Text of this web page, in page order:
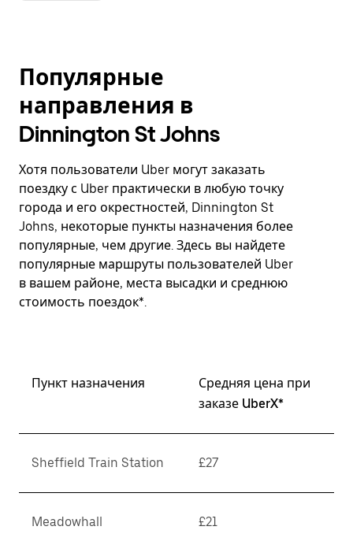
Популярные
направления в
Dinnington St Johns
Хотя пользователи Uber могут заказать
поездку с Uber практически в любую точку
города и его окрестностей, Dinnington St
Johns, некоторые пункты назначения более
популярные, чем другие. Здесь вы найдете
популярные маршруты пользователей Uber
в вашем районе, места высадки и среднюю
стоимость поездок*.
Пункт назначения
Средняя цена при
заказе UberX*
Sheffield Train Station £27
Meadowhall £21